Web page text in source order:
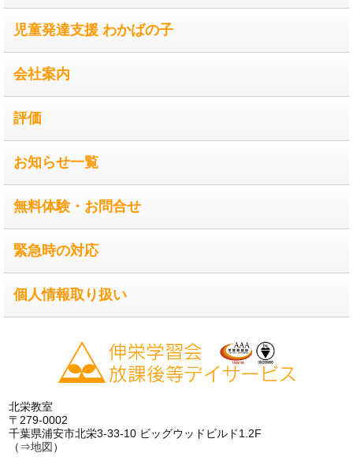
児童発達支援 わかばの子
会社案内
評価
お知らせ一覧
無料体験・お問合せ
緊急時の対応
個人情報取り扱い
北栄教室
〒279-0002
千葉県浦安市北栄3-33-10 ビッグウッドビルド1.2F
（⇒地図 ）